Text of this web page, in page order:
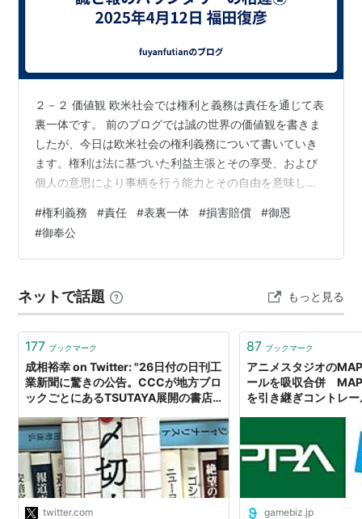
２－２ 価値観 欧米社会では権利と義務は責任を通じて表
裏一体です。 前のブログでは誠の世界の価値観を書きま
したが、今日は欧米社会の権利義務について書いていき
ます。権利は法に基づいた利益主張とその享受、および
個人の意思により事柄を行う能力とその自由を意味しま
拘束します。また社会的基準に従うように促します。さ
らに行動の結果に対して責任を負わせます。権利と義務
は表裏一体の関係にあります。「働かざる者食うべから
のが一般的に両者の関係です。ただし働かないなら生き
る権利はないという意味ではありません。 社会…
#権利義務 #責任 #表裏一体 #損害賠償 #御恩
#御奉公
ネットで話題 もっと見る
177 ブックマーク
成相裕幸 on Twitter: "26日付の日刊工
業新聞に驚きの公告。CCCが地方ブロ
ックごとにあるTSUTAYA展開の書店
解散とな。決算公告も載っていて、そ
の一つ、函館蔦屋書店は債務超過９億
８０００万円。ほかにも北海道15億
円、… https://t.co/31q20tlSaf"
twitter.com
87 ブックマーク
アニメスタジオの
ールを吸収合併
を引き継ぎコントレ
gamebiz.jp